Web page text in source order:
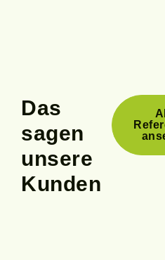
Das
sagen
unsere
Kunden